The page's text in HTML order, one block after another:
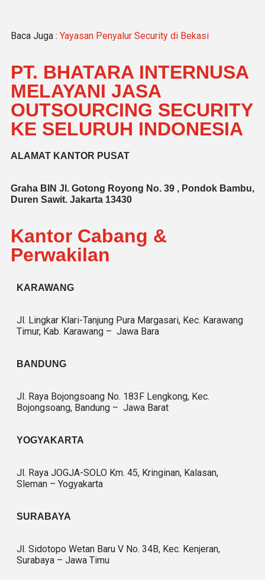
Baca Juga : Yayasan Penyalur Security di Bekasi
PT. BHATARA INTERNUSA
MELAYANI JASA
OUTSOURCING SECURITY
KE SELURUH INDONESIA
ALAMAT KANTOR PUSAT
Graha BIN Jl. Gotong Royong No. 39 , Pondok Bambu,
Duren Sawit. Jakarta 13430
Kantor Cabang &
Perwakilan
KARAWANG
Jl. Lingkar Klari-Tanjung Pura Margasari, Kec. Karawang
Timur, Kab. Karawang – Jawa Bara
BANDUNG
Jl. Raya Bojongsoang No. 183F Lengkong, Kec.
Bojongsoang, Bandung – Jawa Barat
YOGYAKARTA
Jl. Raya JOGJA-SOLO Km. 45, Kringinan, Kalasan,
Sleman – Yogyakarta
SURABAYA
Jl. Sidotopo Wetan Baru V No. 34B, Kec. Kenjeran,
Surabaya – Jawa Timu